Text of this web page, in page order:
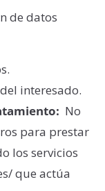
de datos
interesado.
No
para prestar
los servicios
que actúa